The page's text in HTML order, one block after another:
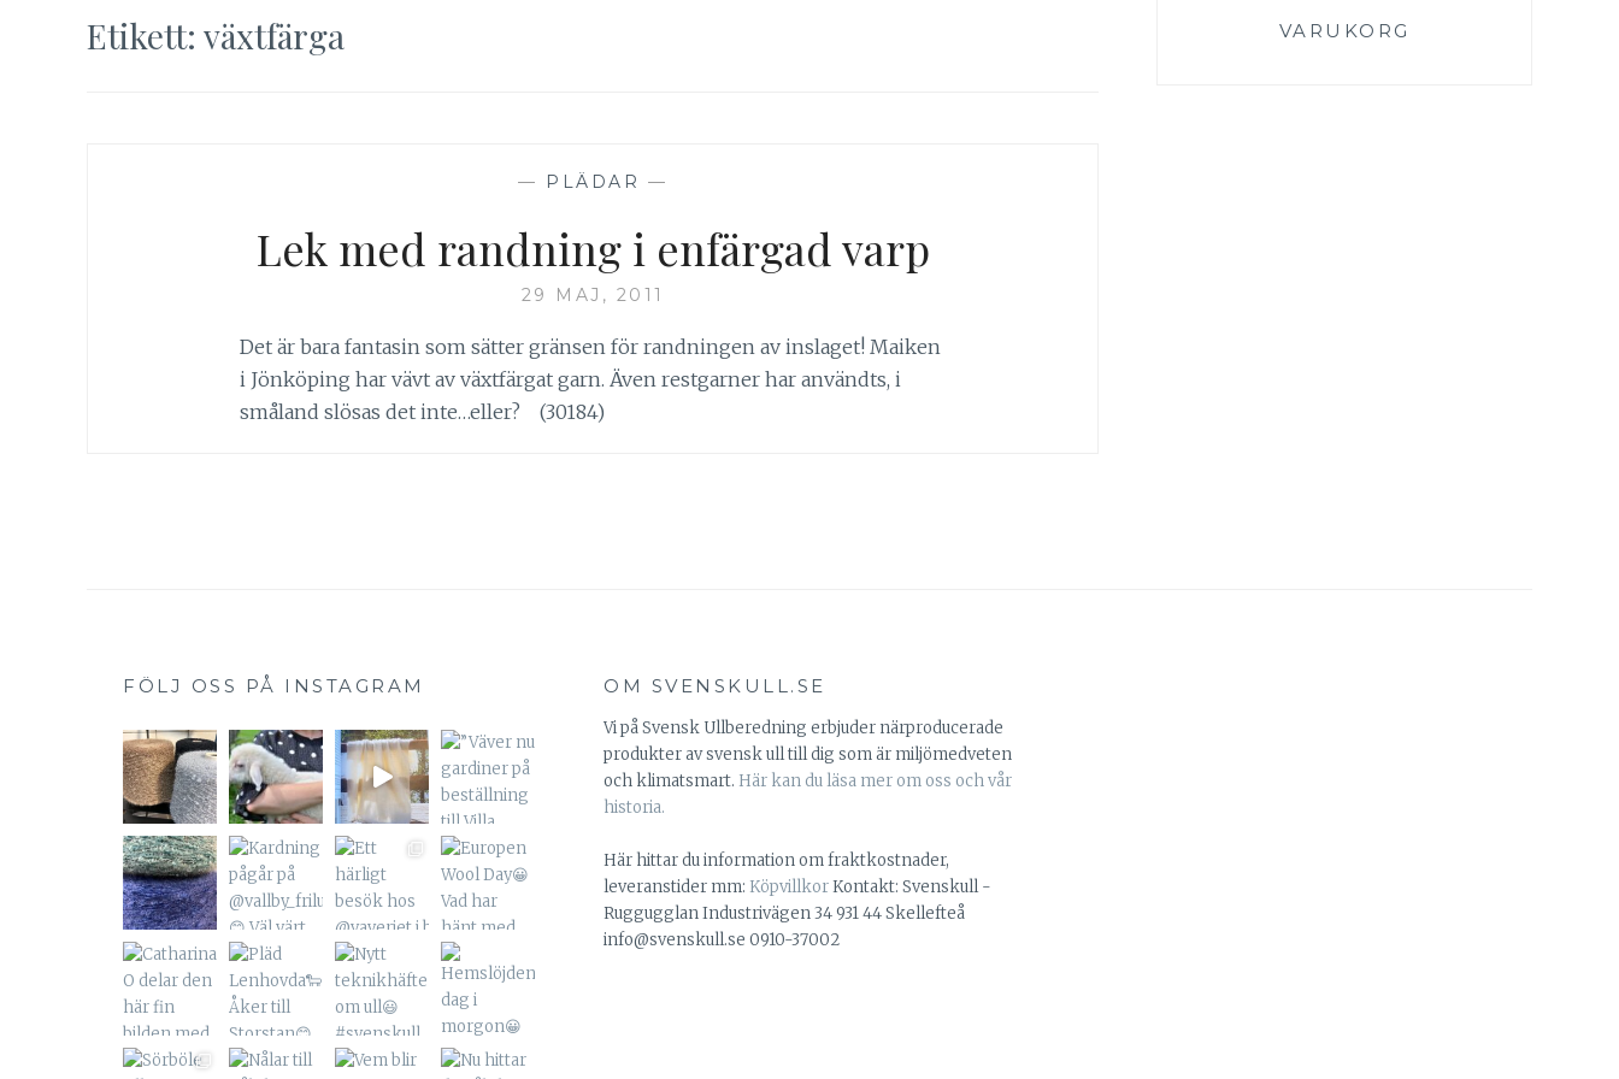
Etikett: växtfärga
— PLÄDAR —
Lek med randning i enfärgad varp
29 MAJ, 2011
Det är bara fantasin som sätter gränsen för randningen av inslaget! Maiken
i Jönköping har vävt av växtfärgat garn. Även restgarner har användts, i
småland slösas det inte…eller? (30184)
VARUKORG
FÖLJ OSS PÅ INSTAGRAM OM SVENSKULL.SE
Vi på Svensk Ullberedning erbjuder närproducerade
produkter av svensk ull till dig som är miljömedveten
och klimatsmart. Här kan du läsa mer om oss och vår
historia.
Här hittar du information om fraktkostnader,
leveranstider mm: KöpvillkorKontakt: Svenskull -
Ruggugglan Industrivägen 34 931 44 Skellefteå
info@svenskull.se 0910-37002